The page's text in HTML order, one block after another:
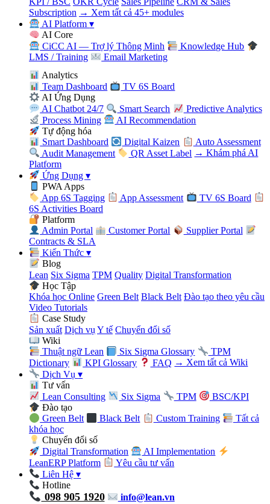
Subscription → Xem tất cả 45+ modules
AI Platform▾
AI Core
CiCC AI — Trợ lý Thông Minh
Knowledge Hub
LMS / Training
Email Marketing
Analytics
Team Dashboard
TV 6S Board
AI Ứng Dụng
AI Chatbot 24/7
Smart Search
Predictive Analytics
Process Mining
AI Recommendation
Tự động hóa
Smart Dashboard
Digital Kaizen
Auto Assessment
Audit Management
QR Asset Label → Khám phá AI
Platform
Ứng Dụng▾
PWA Apps
App 6S Tagging
App Assessment
TV 6S Board
6S Activities Board
Platform
Admin Portal
Customer Portal
Supplier Portal
Contracts & SLA
Kiến Thức▾
Blog
Lean Six Sigma TPM Quality Digital Transformation
Học Tập
Khóa học Online Green Belt Black Belt Đào tạo theo yêu cầu
Video Tutorials
Case Study
Sản xuất Dịch vụ Y tế Chuyển đổi số
Wiki
Thuật ngữ Lean
Six Sigma Glossary
TPM
Dictionary
KPI Glossary FAQ → Xem tất cả Wiki
Dịch Vụ▾
Tư vấn
Lean Consulting
Six Sigma TPM
BSC/KPI
Đào tạo
Green Belt
Black Belt Custom Training
Tất cả
khóa học
Chuyển đổi số
Digital Transformation
AI Implementation
LeanERP Platform
Yêu cầu tư vấn
Liên Hệ▾
Hotline
098 905 1920
info@lean.vn